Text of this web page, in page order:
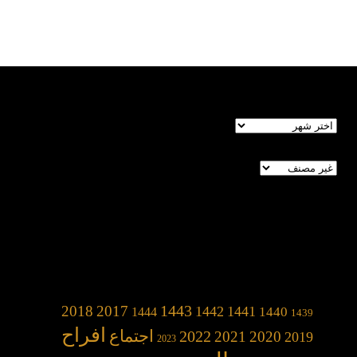
الأرشيف
تصنيفات
1439
1440
1441
1442
1443
1444
2017
2018
2019
2020
2021
2022
2023 اجتماع افراح